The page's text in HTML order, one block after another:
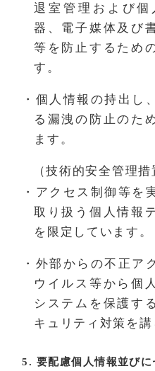
退室管理および
器、電子媒体及び
等を防止するため
す。
・個人情報の持出し
る漏洩の防止のた
ます。
（技術的安全管理措
・アクセス制御等を
取り扱う個人情報
を限定しています。
・外部からの不正ア
ウイルス等から個
システムを保護す
キュリティ対策を講
5. 要配慮個人情報並び